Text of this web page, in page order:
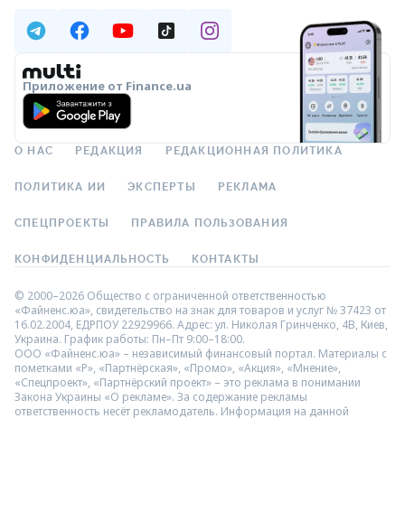
Приложение от Finance.ua
О НАС РЕДАКЦИЯ РЕДАКЦИОННАЯ ПОЛИТИКА
ПОЛИТИКА ИИ ЭКСПЕРТЫ РЕКЛАМА
СПЕЦПРОЕКТЫ ПРАВИЛА ПОЛЬЗОВАНИЯ
КОНФИДЕНЦИАЛЬНОСТЬ КОНТАКТЫ
© 2000–2026 Общество с ограниченной ответственностью
«Файненс.юа», свидетельство на знак для товаров и услуг № 37423 от
16.02.2004, ЕДРПОУ 22929966. Адрес: ул. Николая Гринченко, 4В, Киев,
Украина. График работы: Пн–Пт 9:00–18:00.
ООО «Файненс.юа» – независимый финансовый портал. Материалы с
пометками «Р», «Партнёрская», «Промо», «Акция», «Мнение»,
«Спецпроект», «Партнёрский проект» – это реклама в понимании
Закона Украины «О рекламе». За содержание рекламы
ответственность несёт рекламодатель. Информация на данной